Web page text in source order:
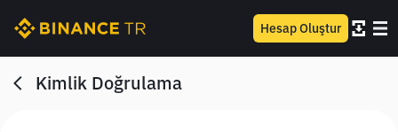
Hesap Oluştur
Kimlik Doğrulama